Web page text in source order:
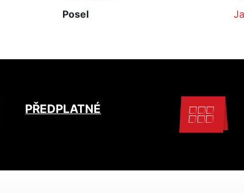
Posel
PŘEDPLATNÉ